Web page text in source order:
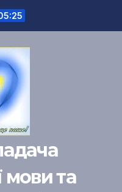
мови та